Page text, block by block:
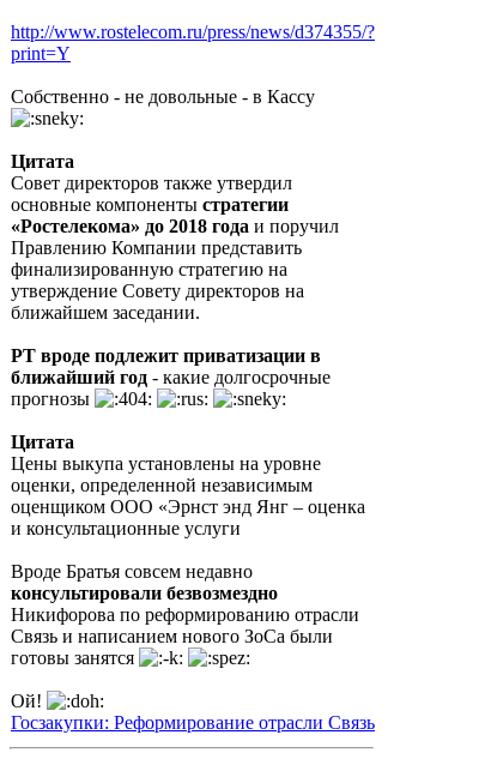
http://www.rostelecom.ru/press/news/d374355/?
print=Y
Собственно - не довольные - в Кассу
Цитата
Совет директоров также утвердил
основные компоненты стратегии
«Ростелекома» до 2018 года и поручил
Правлению Компании представить
финализированную стратегию на
утверждение Совету директоров на
ближайшем заседании.
РТ вроде подлежит приватизации в
ближайший год - какие долгосрочные
прогнозы
Цитата
Цены выкупа установлены на уровне
оценки, определенной независимым
оценщиком ООО «Эрнст энд Янг – оценка
и консультационные услуги
Вроде Братья совсем недавно
консультировали безвозмездно
Никифорова по реформированию отрасли
Связь и написанием нового ЗоСа были
готовы занятся
Ой!
Госзакупки: Реформирование отрасли Связь